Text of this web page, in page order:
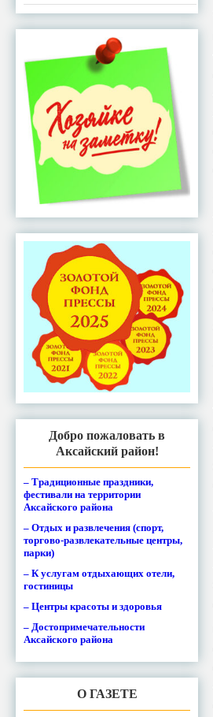
Добро пожаловать в
Аксайский район!
– Традиционные праздники,
фестивали на территории
Аксайского района
– Отдых и развлечения (спорт,
торгово-развлекательные центры,
парки)
– К услугам отдыхающих отели,
гостиницы
– Центры красоты и здоровья
– Достопримечательности
Аксайского района
О ГАЗЕТЕ